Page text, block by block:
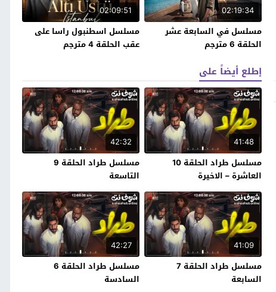
02:19:34
مسلسل في السابعة عشر
الحلقة 6 مترجم
02:09:51
مسلسل اسطنبول راسا على
عقب الحلقة 4 مترجم
إطلع أيضاً على
41:48
مسلسل طراد الحلقة 10
العاشرة – الاخيرة
42:32
مسلسل طراد الحلقة 9
التاسعة
41:09
مسلسل طراد الحلقة 7
السابعة
42:27
مسلسل طراد الحلقة 6
السادسة